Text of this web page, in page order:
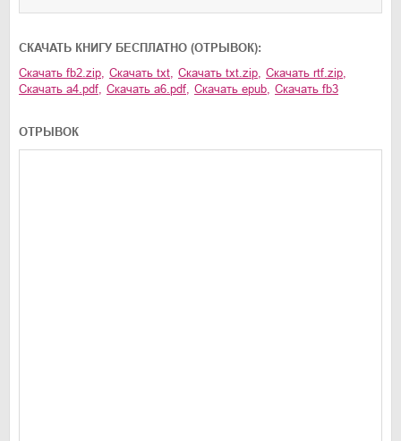
CКАЧАТЬ КНИГУ БЕСПЛАТНО (ОТРЫВОК):
Скачать fb2.zip, Скачать txt, Скачать txt.zip, Скачать rtf.zip,
Скачать a4.pdf, Скачать a6.pdf, Скачать epub, Скачать fb3
ОТРЫВОК